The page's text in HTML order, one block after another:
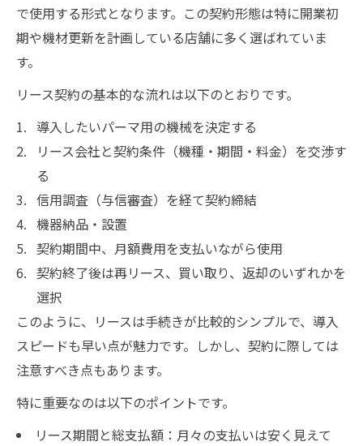
で使用する形式となります。この契約形態は特に開業初
期や機材更新を計画している店舗に多く選ばれていま
す。
リース契約の基本的な流れは以下のとおりです。
導入したいパーマ用の機械を決定する
リース会社と契約条件（機種・期間・料金）を交渉す
る
信用調査（与信審査）を経て契約締結
機器納品・設置
契約期間中、月額費用を支払いながら使用
契約終了後は再リース、買い取り、返却のいずれかを
選択
このように、リースは手続きが比較的シンプルで、導入
スピードも早い点が魅力です。しかし、契約に際しては
注意すべき点もあります。
特に重要なのは以下のポイントです。
リース期間と総支払額：月々の支払いは安く見えて